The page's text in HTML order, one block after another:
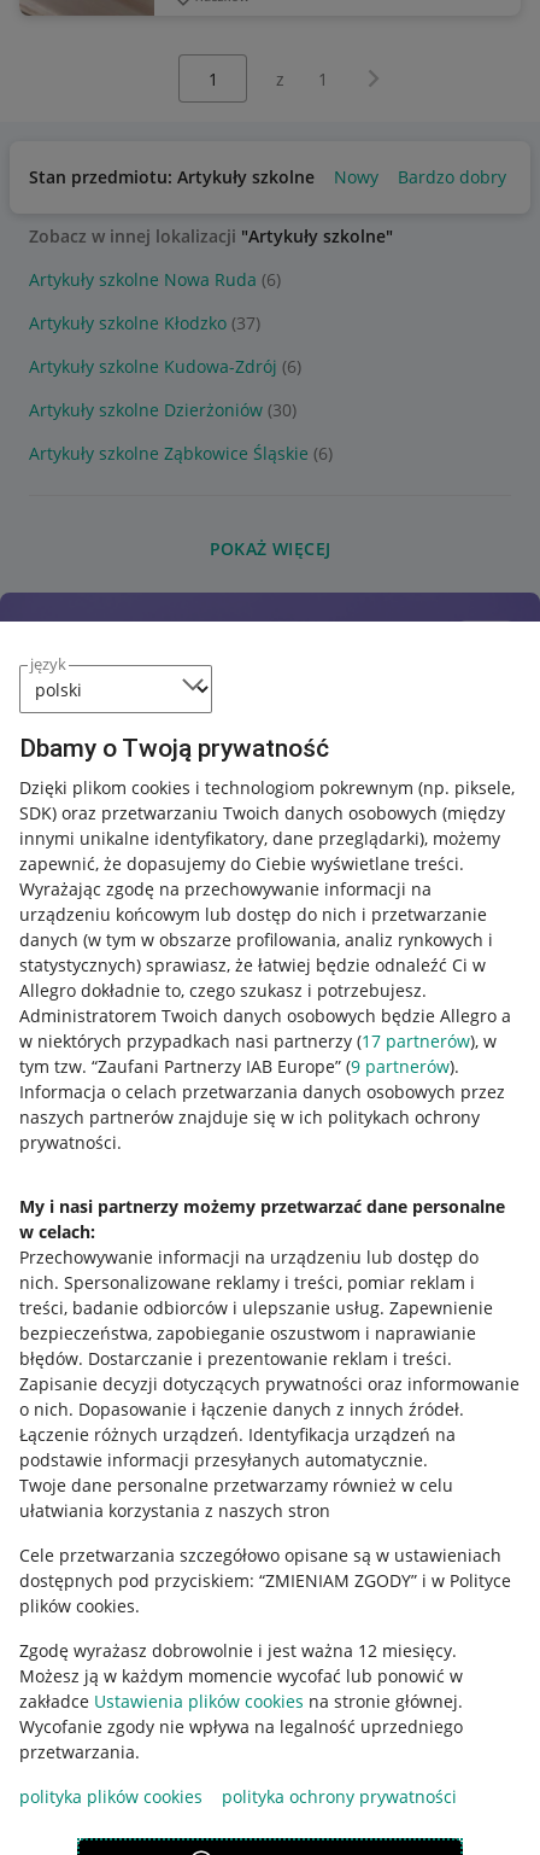
język
Dbamy o Twoją prywatność
Dzięki plikom cookies i technologiom pokrewnym (np. piksele,
SDK) oraz przetwarzaniu Twoich danych osobowych (między
innymi unikalne identyfikatory, dane przeglądarki), możemy
zapewnić, że dopasujemy do Ciebie wyświetlane treści.
Wyrażając zgodę na przechowywanie informacji na
urządzeniu końcowym lub dostęp do nich i przetwarzanie
danych (w tym w obszarze profilowania, analiz rynkowych i
statystycznych) sprawiasz, że łatwiej będzie odnaleźć Ci w
Allegro dokładnie to, czego szukasz i potrzebujesz.
Administratorem Twoich danych osobowych będzie Allegro a
w niektórych przypadkach nasi partnerzy (17 partnerów), w
tym tzw. “Zaufani Partnerzy IAB Europe” (9 partnerów).
Informacja o celach przetwarzania danych osobowych przez
naszych partnerów znajduje się w ich politykach ochrony
prywatności.
My i nasi partnerzy możemy przetwarzać dane personalne
w celach:
Przechowywanie informacji na urządzeniu lub dostęp do
nich. Spersonalizowane reklamy i treści, pomiar reklam i
treści, badanie odbiorców i ulepszanie usług. Zapewnienie
bezpieczeństwa, zapobieganie oszustwom i naprawianie
błędów. Dostarczanie i prezentowanie reklam i treści.
Zapisanie decyzji dotyczących prywatności oraz informowanie
o nich. Dopasowanie i łączenie danych z innych źródeł.
Łączenie różnych urządzeń. Identyfikacja urządzeń na
podstawie informacji przesyłanych automatycznie.
Twoje dane personalne przetwarzamy również w celu
ułatwiania korzystania z naszych stron
Cele przetwarzania szczegółowo opisane są w ustawieniach
dostępnych pod przyciskiem: “ZMIENIAM ZGODY” i w Polityce
plików cookies.
Zgodę wyrażasz dobrowolnie i jest ważna 12 miesięcy.
Możesz ją w każdym momencie wycofać lub ponowić w
zakładce Ustawienia plików cookies na stronie głównej.
Wycofanie zgody nie wpływa na legalność uprzedniego
przetwarzania.
polityka plików cookies
polityka ochrony prywatności
z 1 Następna strona
Stan przedmiotu: Artykuły szkolne Nowy Bardzo dobry
Zobacz w innej lokalizacji "Artykuły szkolne"
Artykuły szkolne Nowa Ruda (6)
Artykuły szkolne Kłodzko (37)
Artykuły szkolne Kudowa-Zdrój (6)
Artykuły szkolne Dzierżoniów (30)
Artykuły szkolne Ząbkowice Śląskie (6)
POKAŻ WIĘCEJ
Przydatne informacje
Jak to działa
Allegro Gadane dla sprzedających
Allegro Gadane dla kupujących
Mapa miejscowości
Informacje prawne
Regulamin
Polityka plików "cookies"
Ustawienia plików "cookies"
Udostępnianie lokalizacji
Informacje dla Aktu o Usługach Cyfrowych
Pobierz aplikację